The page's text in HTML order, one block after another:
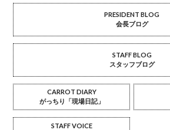
PRESIDENT BLOG
会長ブログ
STAFF BLOG
スタッフブログ
CARROT DIARY
がっちり「現場日記」
STAFF VOICE